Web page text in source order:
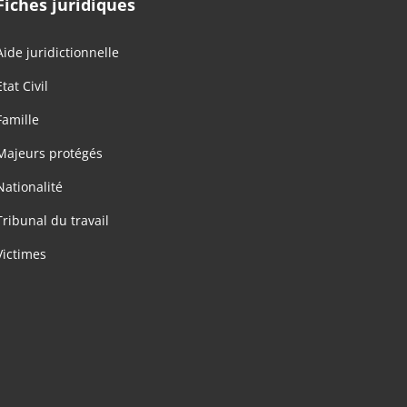
juridictionnelle
Civil
protégés
du travail